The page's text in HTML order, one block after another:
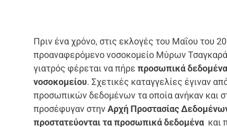
Πριν ένα χρόνο, στις εκλογές του Μαΐου του
προαναφερόμενο νοσοκομείο Μύρων
γιατρός φέρεται να πήρεπροσωπικά
νοσοκομείου. Σχετικές καταγγελίες έγιναν
προσωπικών δεδομένων τα οποία ανήκαν και
προσέφυγαν στηνΑρχή Προστασίας
προστατεύονται τα προσωπικά δεδομένα και